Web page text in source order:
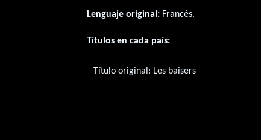
Lenguaje original: Francés.
Títulos en cada país:
Título original: Les baisers